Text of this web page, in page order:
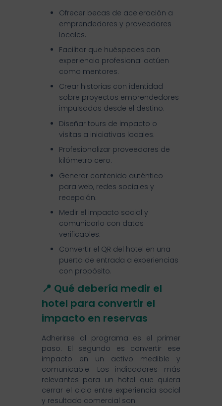
Ofrecer becas de aceleración a
emprendedores y proveedores
locales.
Facilitar que huéspedes con
experiencia profesional actúen
como mentores.
Crear historias con identidad
sobre proyectos emprendedores
impulsados desde el destino.
Diseñar tours de impacto o
visitas a iniciativas locales.
Profesionalizar proveedores de
kilómetro cero.
Generar contenido auténtico
para web, redes sociales y
recepción.
Medir el impacto social y
comunicarlo con datos
verificables.
Convertir el QR del hotel en una
puerta de entrada a experiencias
con propósito.
📍 Qué debería medir el
hotel para convertir el
impacto en reservas
Adherirse al programa es el primer
paso. El segundo es convertir ese
impacto en un activo medible y
comunicable. Los indicadores más
relevantes para un hotel que quiera
cerrar el ciclo entre experiencia social
y resultado comercial son: